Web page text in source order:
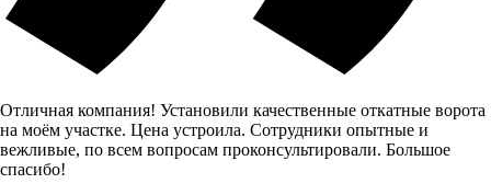
Отличная компания! Установили качественные откатные ворота
на моём участке. Цена устроила. Сотрудники опытные и
вежливые, по всем вопросам проконсультировали. Большое
спасибо!